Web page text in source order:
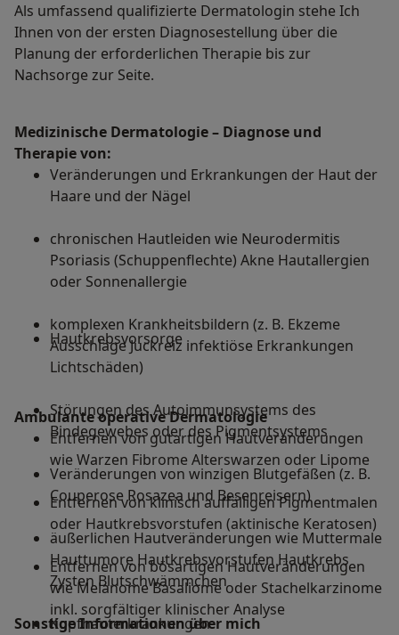
Als umfassend qualifizierte Dermatologin stehe Ich
Ihnen von der ersten Diagnosestellung über die
Planung der erforderlichen Therapie bis zur
Nachsorge zur Seite.
Medizinische Dermatologie – Diagnose und
Therapie von:
Veränderungen und Erkrankungen der Haut der
Haare und der Nägel
chronischen Hautleiden wie Neurodermitis
Psoriasis (Schuppenflechte) Akne Hautallergien
oder Sonnenallergie
komplexen Krankheitsbildern (z. B. Ekzeme
Ausschläge Juckreiz infektiöse Erkrankungen
Lichtschäden)
Störungen des Autoimmunsystems des
Bindegewebes oder des Pigmentsystems
Veränderungen von winzigen Blutgefäßen (z. B.
Couperose Rosazea und Besenreisern)
äußerlichen Hautveränderungen wie Muttermale
Hauttumore Hautkrebsvorstufen Hautkrebs
Zysten Blutschwämmchen
Kopfhauterkrankungen
Hautkrebsvorsorge
Ambulante operative Dermatologie
Entfernen von gutartigen Hautveränderungen
wie Warzen Fibrome Alterswarzen oder Lipome
Entfernen von klinisch auffälligen Pigmentmalen
oder Hautkrebsvorstufen (aktinische Keratosen)
Entfernen von bösartigen Hautveränderungen
wie Melanome Basaliome oder Stachelkarzinome
inkl. sorgfältiger klinischer Analyse
Sonstige Informationen über mich